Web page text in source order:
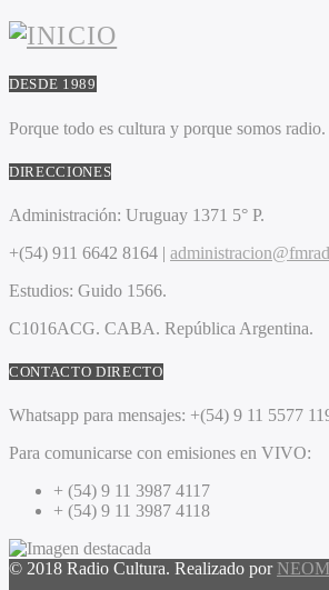
DESDE 1989
Porque todo es cultura y porque somos radio.
DIRECCIONES
Administración: Uruguay 1371 5° P.
+(54) 911 6642 8164 |
Estudios: Guido 1566.
C1016ACG. CABA. República Argentina.
CONTACTO DIRECTO
Whatsapp para mensajes: +(54) 9 11 5577
Para comunicarse con emisiones en VIVO:
+ (54) 9 11 3987 4117
+ (54) 9 11 3987 4118
© 2018 Radio Cultura. Realizado por